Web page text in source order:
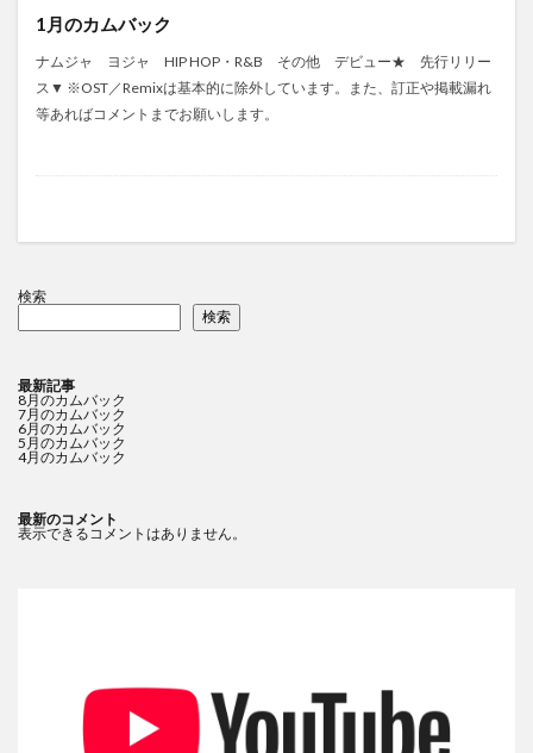
1月のカムバック
ナムジャ ヨジャ HIP HOP・R&B その他 デビュー★ 先行リリー
ス▼ ※OST／Remixは基本的に除外しています。また、訂正や掲載漏れ
等あればコメントまでお願いします。
検索
検索
最新記事
8月のカムバック
7月のカムバック
6月のカムバック
5月のカムバック
4月のカムバック
最新のコメント
表示できるコメントはありません。